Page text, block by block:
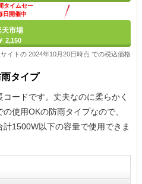
タイムセー
日開催中
天市場
2,150
イトの 2024年10月20日時点 での税込価格
タイプ
ードです。丈夫なのに柔らかく
使用OKの防雨タイプなので、
1500W以下の容量で使用できま